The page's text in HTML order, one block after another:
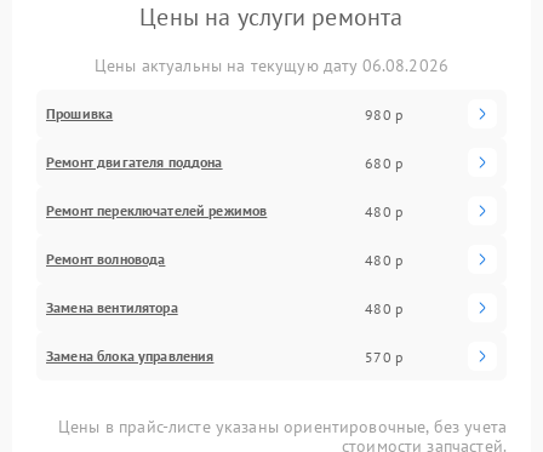
Цены на услуги ремонта
Цены актуальны на текущую дату 06.08.2026
Прошивка 980 р
Ремонт двигателя поддона 680 р
Ремонт переключателей режимов 480 р
Ремонт волновода 480 р
Замена вентилятора 480 р
Замена блока управления 570 р
Цены в прайс-листе указаны ориентировочные, без учета
стоимости запчастей.